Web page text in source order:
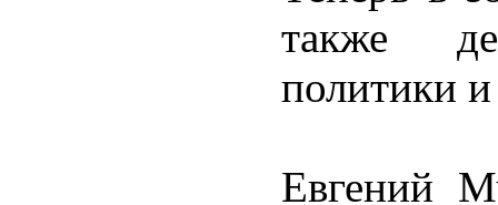
также
политики и
Евгений